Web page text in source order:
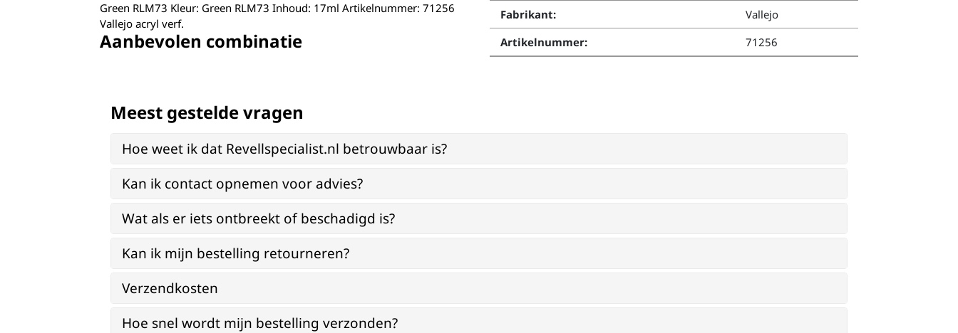
Green RLM73 Kleur: Green RLM73 Inhoud: 17ml Artikelnummer: 71256
Vallejo acryl verf.
Aanbevolen combinatie
Fabrikant:
Vallejo
Artikelnummer:
71256
Meest gestelde vragen
Hoe weet ik dat Revellspecialist.nl betrouwbaar is?
Kan ik contact opnemen voor advies?
Wat als er iets ontbreekt of beschadigd is?
Kan ik mijn bestelling retourneren?
Verzendkosten
Hoe snel wordt mijn bestelling verzonden?